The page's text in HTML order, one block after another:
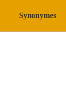
Synonymes